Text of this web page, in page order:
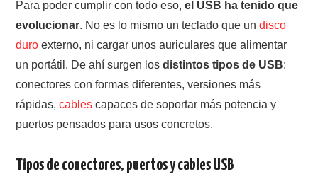
Para poder cumplir con todo eso,el USB ha tenido que
evolucionar. No es lo mismo un teclado que undisco
duro externo, ni cargar unos auriculares que alimentar
un portátil. De ahí surgen losdistintos tipos de USB:
conectores con formas diferentes, versiones más
rápidas,cables capaces de soportar más potencia y
puertos pensados para usos concretos.
Tipos de conectores, puertos y cables USB